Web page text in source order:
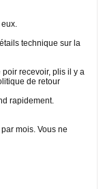
technique sur la
recevoir, plis il y a
de retour
rapidement.
mois. Vous ne